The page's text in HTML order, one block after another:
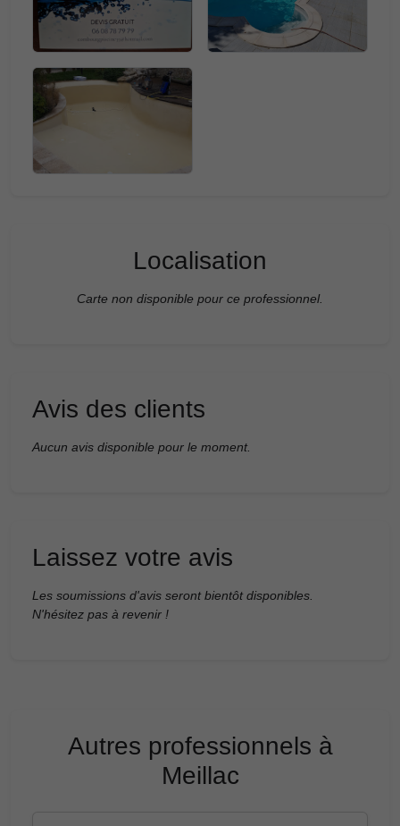
Localisation
Carte non disponible pour ce professionnel.
Avis des clients
Aucun avis disponible pour le moment.
Laissez votre avis
Les soumissions d'avis seront bientôt disponibles.
N'hésitez pas à revenir !
Autres professionnels à
Meillac